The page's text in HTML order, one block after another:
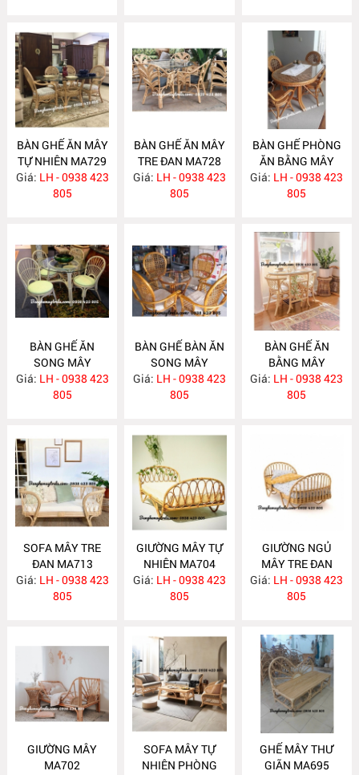
BÀN GHẾ ĂN MÂY
TỰ NHIÊN MA729
Giá: LH - 0938 423
805
BÀN GHẾ ĂN MÂY
TRE ĐAN MA728
Giá: LH - 0938 423
805
BÀN GHẾ PHÒNG
ĂN BẰNG MÂY
MA727
Giá: LH - 0938 423
805
BÀN GHẾ ĂN
SONG MÂY
MA726
Giá: LH - 0938 423
805
BÀN GHẾ BÀN ĂN
SONG MÂY
MA725
Giá: LH - 0938 423
805
BÀN GHẾ ĂN
BẰNG MÂY
MA724
Giá: LH - 0938 423
805
SOFA MÂY TRE
ĐAN MA713
Giá: LH - 0938 423
805
GIƯỜNG MÂY TỰ
NHIÊN MA704
Giá: LH - 0938 423
805
GIƯỜNG NGỦ
MÂY TRE ĐAN
MA703
Giá: LH - 0938 423
805
GIƯỜNG MÂY
MA702
SOFA MÂY TỰ
NHIÊN PHÒNG
GHẾ MÂY THƯ
GIÃN MA695